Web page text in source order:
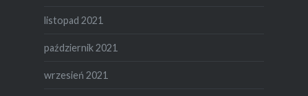
listopad 2021
październik 2021
wrzesień 2021